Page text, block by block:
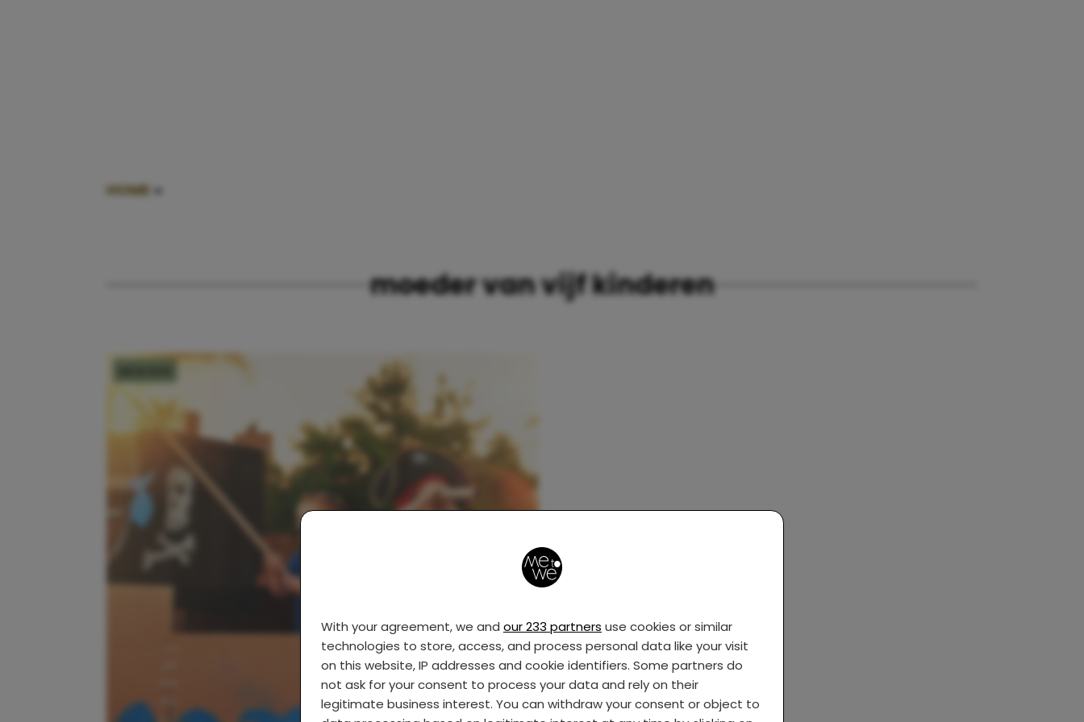
With your agreement, we and our 233 partners use cookies or similar
technologies to store, access, and process personal data like your visit
on this website, IP addresses and cookie identifiers. Some partners do
not ask for your consent to process your data and rely on their
legitimate business interest. You can withdraw your consent or object to
HOME »
moeder van vijf kinderen